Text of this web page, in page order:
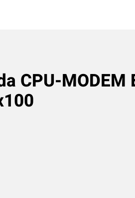
CPU-MODEM